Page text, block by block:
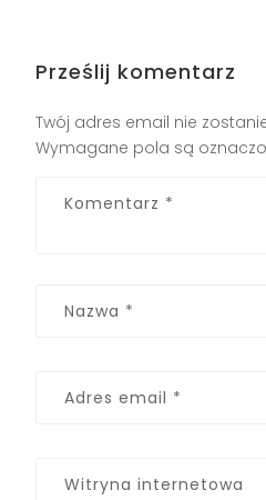
Prześlij komentarz
Twój adres email nie
Wymagane pola są